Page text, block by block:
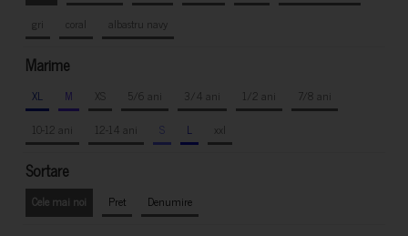
gri
coral albastru navy
Marime
XL M XS 5/6 ani 3/4 ani 1/2 ani
7/8 ani
10-12 ani
12-14 ani S L xxl
Sortare
Cele mai noi Pret Denumire